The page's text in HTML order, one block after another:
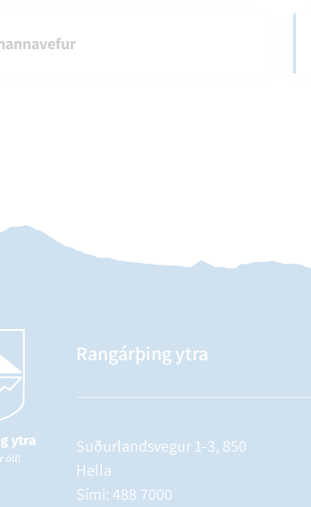
Rangárþing ytra
Suðurlandsvegur 1-3, 850
Hella
Sími: 488 7000